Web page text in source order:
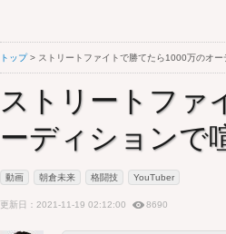
トップ> ストリートファイトで勝てたら1000万のオー
ストリートファ
ーディションで
動画 朝倉未来 格闘技 YouTuber
更新日：2021-11-19 02:12:00 8690